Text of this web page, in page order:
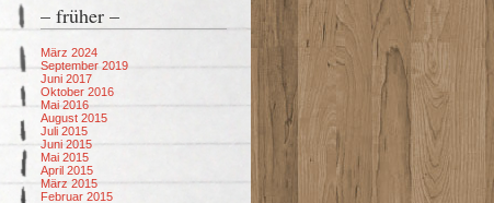
– früher –
März 2024
September 2019
Juni 2017
Oktober 2016
Mai 2016
August 2015
Juli 2015
Juni 2015
Mai 2015
April 2015
März 2015
Februar 2015